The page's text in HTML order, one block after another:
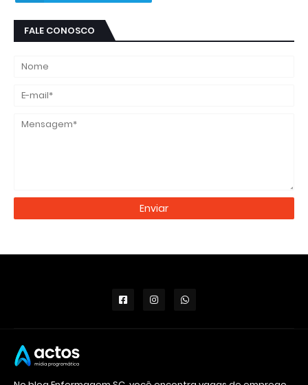
FALE CONOSCO